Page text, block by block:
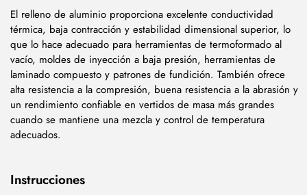
El relleno de aluminio proporciona excelente conductividad
térmica, baja contracción y estabilidad dimensional superior, lo
que lo hace adecuado para herramientas de termoformado al
vacío, moldes de inyección a baja presión, herramientas de
laminado compuesto y patrones de fundición. También ofrece
alta resistencia a la compresión, buena resistencia a la abrasión y
un rendimiento confiable en vertidos de masa más grandes
cuando se mantiene una mezcla y control de temperatura
adecuados.
Instrucciones